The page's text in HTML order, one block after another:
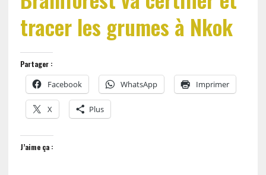
tracer les grumes à Nkok
Partager :
Facebook WhatsApp Imprimer
X Plus
J’aime ça :